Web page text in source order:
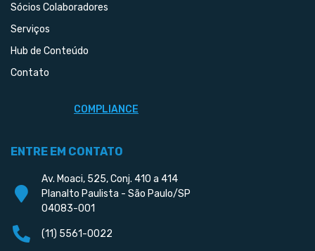
Sócios Colaboradores
Serviços
Hub de Conteúdo
Contato
COMPLIANCE
ENTRE EM CONTATO
Av. Moaci, 525, Conj. 410 a 414
Planalto Paulista - São Paulo/SP
04083-001
(11) 5561-0022